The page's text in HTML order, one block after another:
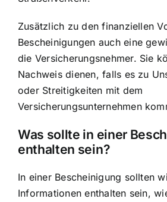
Zusätzlich zu den finanziellen
Bescheinigungen auch eine
die Versicherungsnehmer. Sie
Nachweis dienen, falls es zu
oder Streitigkeiten mit dem
Versicherungsunternehmen
Was sollte in einer
enthalten sein?
In einer Bescheinigung sollten
Informationen enthalten sein,